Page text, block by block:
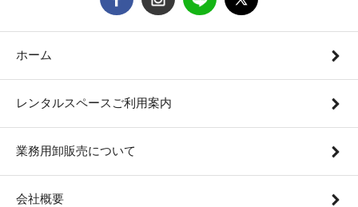
ホーム
レンタルスペースご利用案内
業務用卸販売について
会社概要